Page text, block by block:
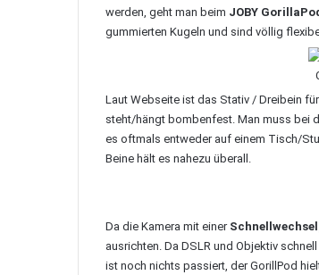
werden, geht man beim JOBY
gummierten Kugeln und sind völlig
Laut Webseite ist das Stativ / Dreibein für
steht/hängt bombenfest. Man muss bei
es oftmals entweder auf einem Tisch/
Beine hält es nahezu überall.
Da die Kamera mit einer
ausrichten. Da DSLR und Objektiv
ist noch nichts passiert, der GorillPod